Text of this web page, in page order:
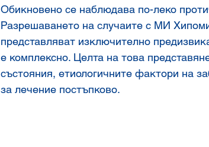
Обикновено се наблюдава по-леко
Разрешаването на случаите с МИ
представляват изключително
е комплексно. Целта на това
състояния, етиологичните фактори на
за лечение постъпково.